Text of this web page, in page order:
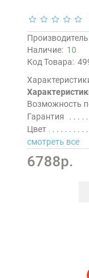
Производитель
Наличие: 10
Код Товара:
Возможность
Гарантия
Цвет
смотреть все
6788р.